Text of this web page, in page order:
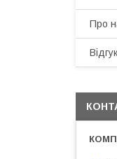
Про